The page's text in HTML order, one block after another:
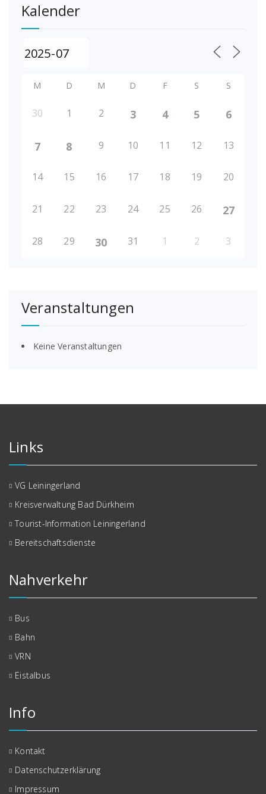
Kalender
M D M D F S S
30 1 2 3 4 5 6
7 8 9 10 11 12 13
14 15 16 17 18 19 20
21 22 23 24 25 26 27
28 29 30 31 1 2 3
Veranstaltungen
Keine Veranstaltungen
Links
VG Leiningerland
Kreisverwaltung Bad Dürkheim
Tourist-Information Leiningerland
Bereitschaftsdienste
Nahverkehr
Bus
Bahn
VRN
Eistalbus
Info
Kontakt
Datenschutzerklärung
Impressum